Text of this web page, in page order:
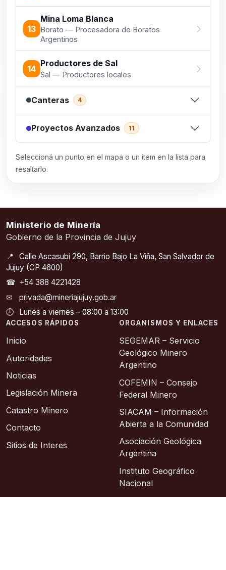
13
Mina Loma Blanca
Borato — Procesadora de Boratos
Argentinos
14
Productores de Sal
Sal — Productores locales
Canteras 4
Proyectos Avanzados 11
Seleccioná un punto en el mapa o un ítem en la lista para
resaltarlo.
Ministerio de Minería
Gobierno de la Provincia de Jujuy
📍
Calle Ascasubi 290, Barrio Bajo La Viña, San Salvador de
Jujuy (CP 4600)
☎ +54 388 4221428
✉
privada@mineriajujuy.gob.ar
🕘
Lunes a viernes – 08:00 a 13:00
ACCESOS RÁPIDOS
Inicio
Autoridades
Noticias
Legislación Minera
Catastro Minero
Contacto
Sitios de Interes
ORGANISMOS Y ENLACES
SEGEMAR – Servicio
Geológico Minero
Argentino
COFEMIN – Consejo
Federal Minero
SIACAM – Información
Abierta a la Comunidad
Asociación Geológica
Argentina
Instituto Geográfico
Nacional